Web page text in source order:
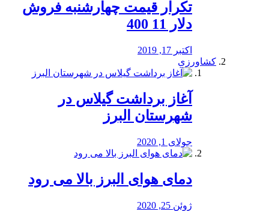
تکرار قیمت چهارشنبه فروش
دلار 11 400
اکتبر 17, 2019
کشاورزی
آغاز برداشت گیلاس در
شهرستان البرز
جولای 1, 2020
دمای هوای البرز بالا می رود
ژوئن 25, 2020